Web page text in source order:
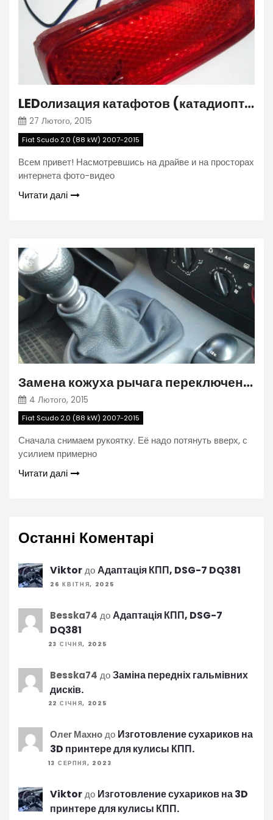
LEDолизация катафотов (катадиоптров)
27 Лютого, 2015
Fiat Scudo 2.0 (88 kW) 2007-2015
Всем привет! Насмотревшись на драйве и на просторах
интернета фото-видео
Читати далі
Замена кожуха рычага переключения передач
4 Лютого, 2015
Fiat Scudo 2.0 (88 kW) 2007-2015
Сначала снимаем рукоятку. Её надо потянуть вверх, с
усилием примерно
Читати далі
Останні Коментарі
ViktorдоАдаптація КПП, DSG-7 DQ381
26 КВІТНЯ, 2025
Besska74 доАдаптація КПП, DSG-7
DQ381
23 СІЧНЯ, 2025
Besska74 доЗаміна передніх гальмівних
дисків.
22 СІЧНЯ, 2025
Олег Махнодо Изготовление сухариков на
3D принтере для кулисы КПП.
13 СЕРПНЯ, 2023
Viktorдо Изготовление сухариков на 3D
принтере для кулисы КПП.